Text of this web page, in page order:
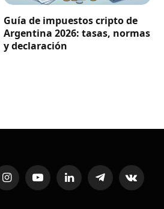
Guía de impuestos cripto de
Argentina 2026: tasas, normas
y declaración
InstagramYouTubeLinkedInTelegramVKontakte